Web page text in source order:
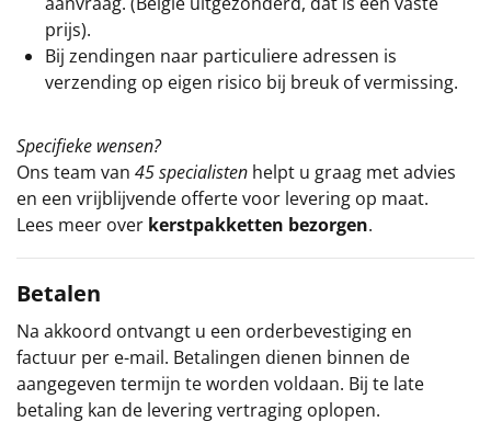
prijs).
Bij zendingen naar particuliere adressen is
verzending op eigen risico bij breuk of vermissing.
Specifieke wensen?
Ons team van 45 specialisten helpt u graag met advies
en een vrijblijvende offerte voor levering op maat.
Lees meer over kerstpakketten bezorgen.
Betalen
Na akkoord ontvangt u een orderbevestiging en
factuur per e-mail. Betalingen dienen binnen de
aangegeven termijn te worden voldaan. Bij te late
betaling kan de levering vertraging oplopen.